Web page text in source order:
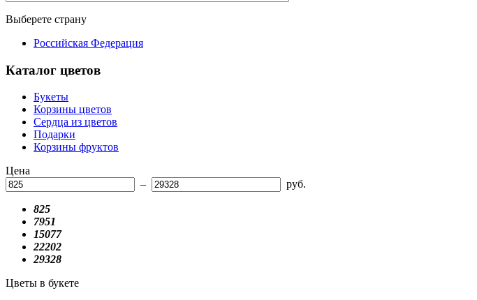
Выберете страну
Российская Федерация
Каталог цветов
Букеты
Корзины цветов
Сердца из цветов
Подарки
Корзины фруктов
Цена
–
руб.
825
7951
15077
22202
29328
Цветы в букете